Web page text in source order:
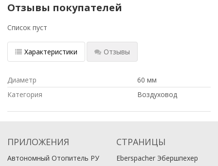
Отзывы покупателей
Список пуст
Характеристики Отзывы
Диаметр
60 мм
Категория
Воздуховод
ПРИЛОЖЕНИЯ
Автономный Отопитель РУ
СТРАНИЦЫ
Eberspacher Эбершпехер